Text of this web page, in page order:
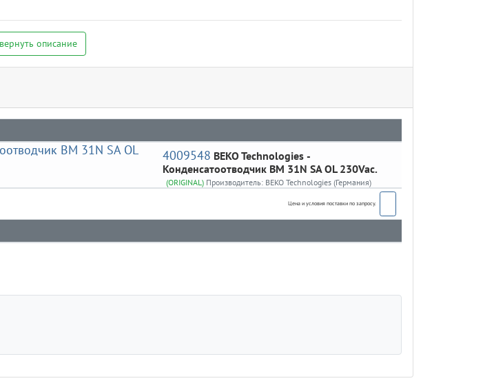
описание
4009548 BEKO Technologies-
Конденсатоотводчик BM 31N SA OL 230Vac.
(ORIGINAL) Производитель: BEKO Technologies (Германия)
Цена и условия поставки по запросу.